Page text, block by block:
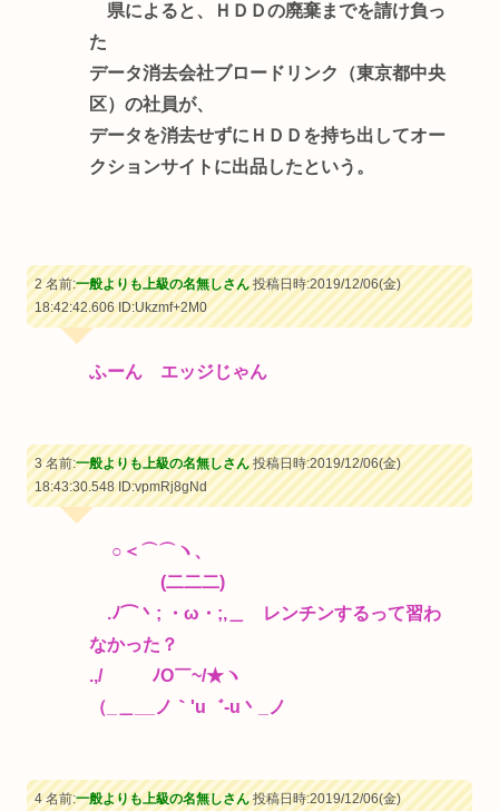
県によると、ＨＤＤの廃棄までを請け負っ
た
データ消去会社ブロードリンク（東京都中央
区）の社員が、
データを消去せずにＨＤＤを持ち出してオー
クションサイトに出品したという。
2 名前:一般よりも上級の名無しさん投稿日時:2019/12/06(金)
18:42:42.606ID:Ukzmf+2M0
ふーん エッジじゃん
3 名前:一般よりも上級の名無しさん投稿日時:2019/12/06(金)
18:43:30.548ID:vpmRj8gNd
○＜⌒⌒ヽ、
(二二二)
.ﾉ⌒丶; ・ω・;,＿ レンチンするって習わ
なかった？
.,/ ﾉO￣~/★ヽ
（_＿__ノ｀'u゛-u丶_ノ
4 名前:一般よりも上級の名無しさん投稿日時:2019/12/06(金)